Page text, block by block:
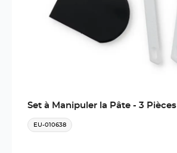
Set à Manipuler la Pâte - 3 Pièces
EU-010638